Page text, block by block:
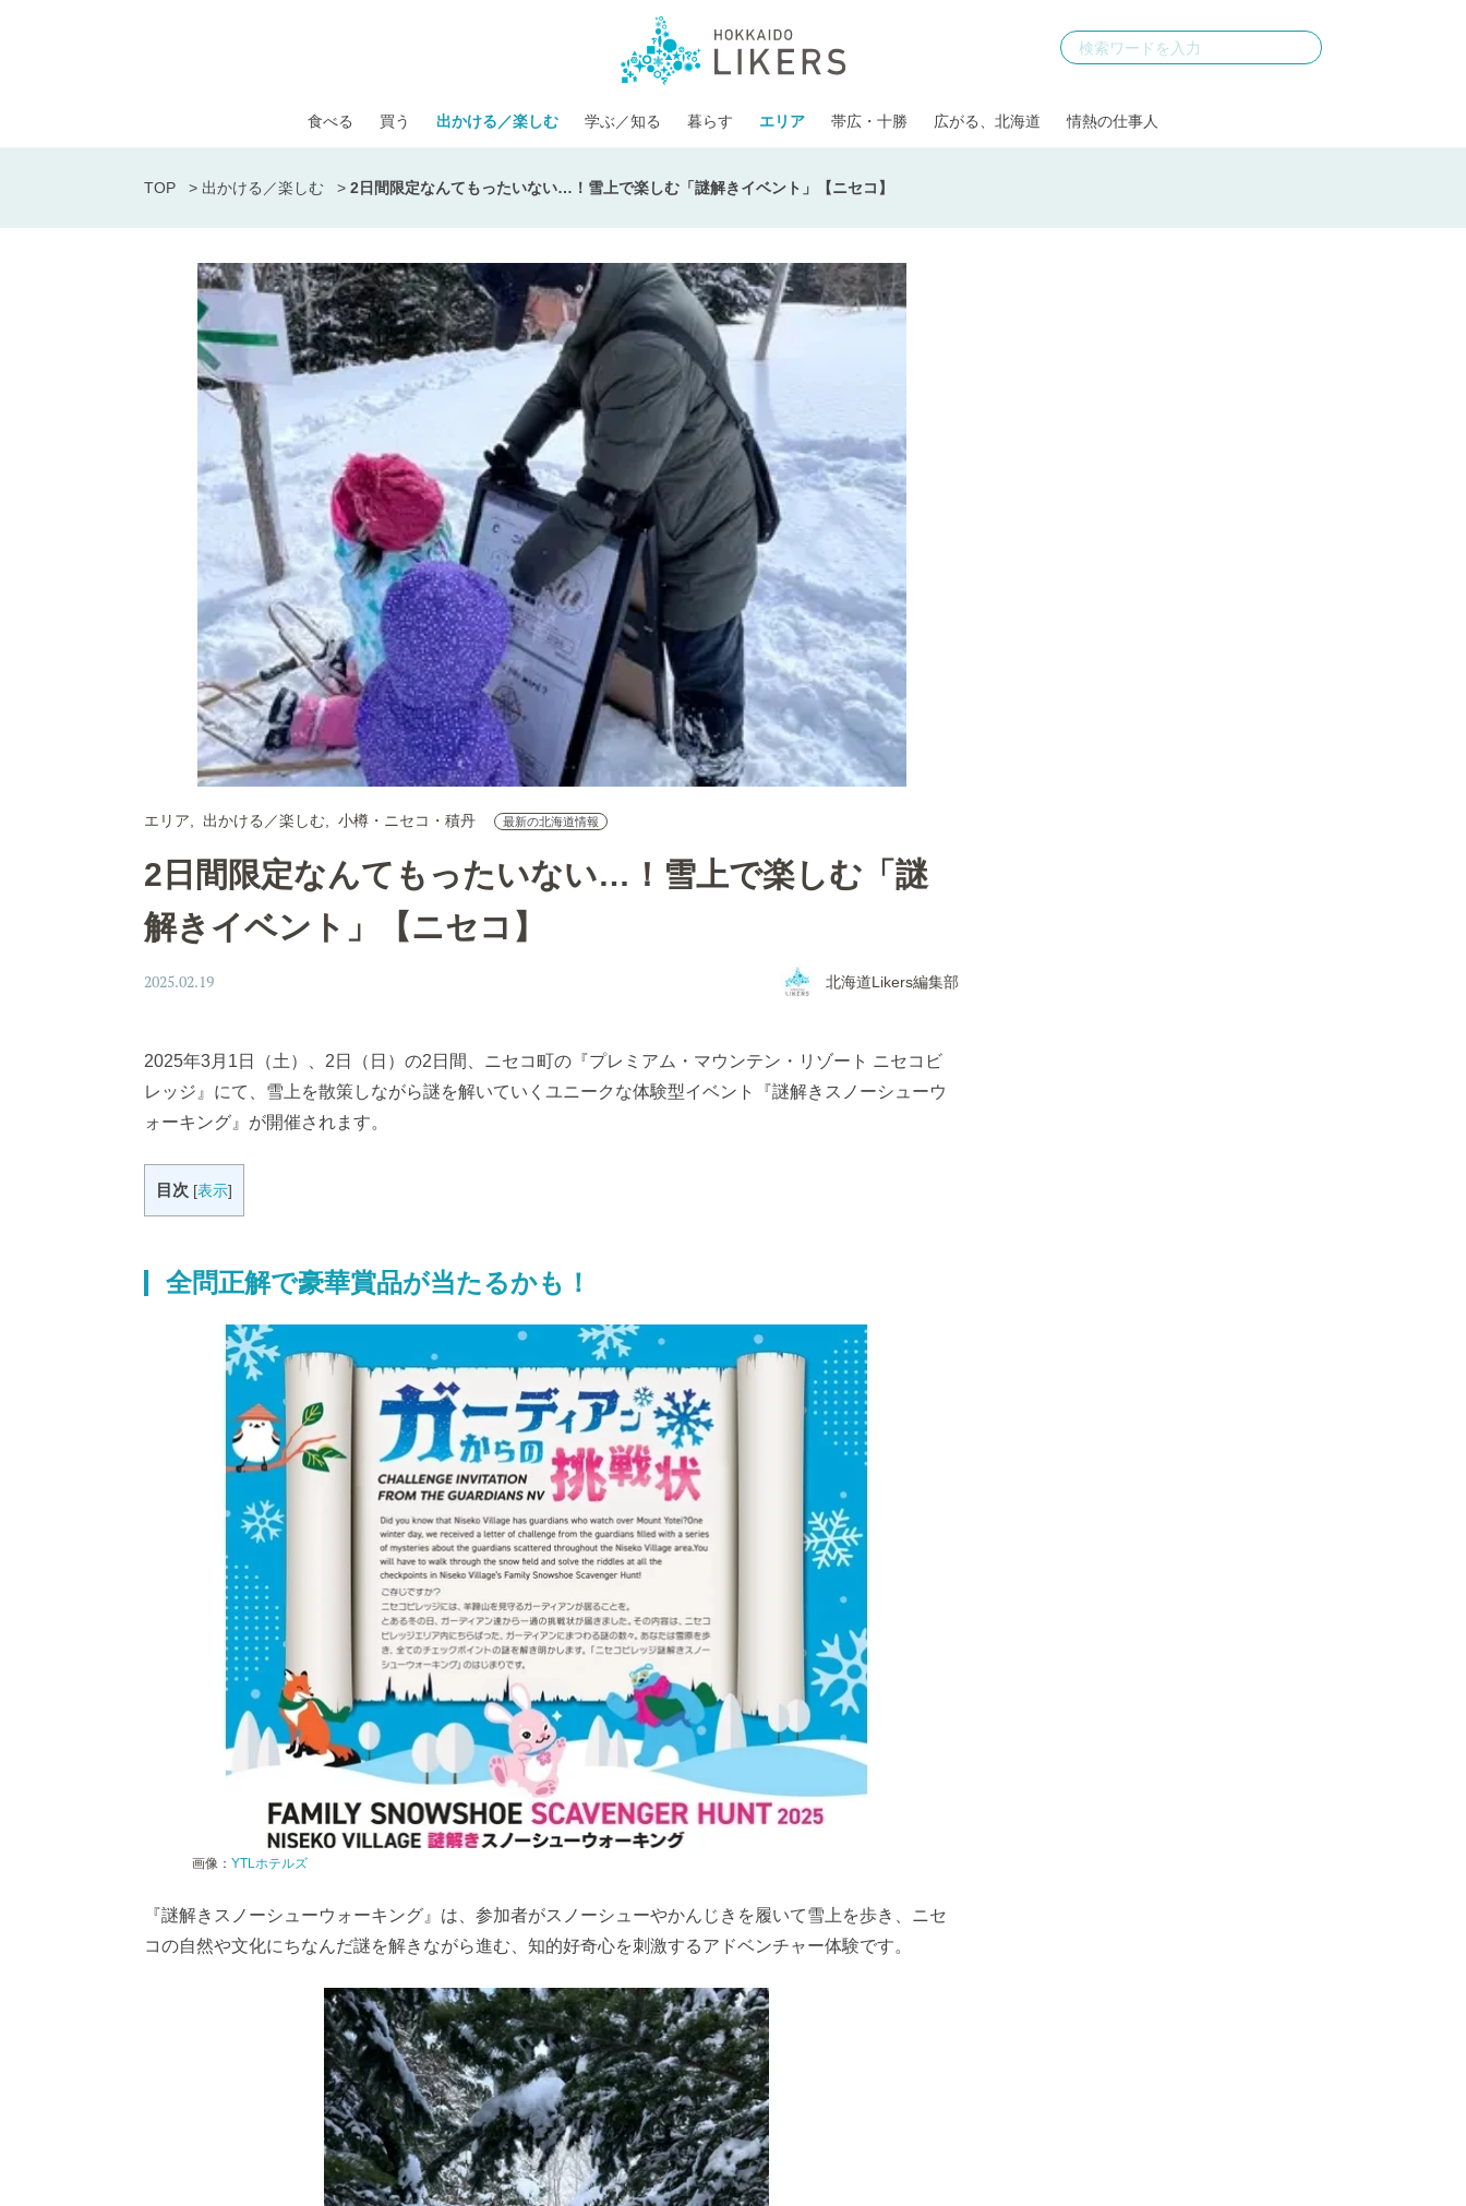
食べる 買う 出かける／楽しむ 学ぶ／知る 暮らす エリア 帯広・十勝 広がる、北海道 情熱の仕事人
TOP > 出かける／楽しむ > 2日間限定なんてもったいない…！雪上で楽しむ「謎解きイベント」【ニセコ】
エリア 出かける／楽しむ 小樽・ニセコ・積丹 最新の北海道情報
2日間限定なんてもったいない…！雪上で楽しむ「謎
解きイベント」【ニセコ】
2025.02.19 北海道Likers編集部
2025年3月1日（土）、2日（日）の2日間、ニセコ町の『プレミアム・マウンテン・リゾート ニセコビ
レッジ』にて、雪上を散策しながら謎を解いていくユニークな体験型イベント『謎解きスノーシューウ
ォーキング』が開催されます。
目次 [表示]
全問正解で豪華賞品が当たるかも！
画像： YTLホテルズ
『謎解きスノーシューウォーキング』は、参加者がスノーシューやかんじきを履いて雪上を歩き、ニセ
コの自然や文化にちなんだ謎を解きながら進む、知的好奇心を刺激するアドベンチャー体験です。